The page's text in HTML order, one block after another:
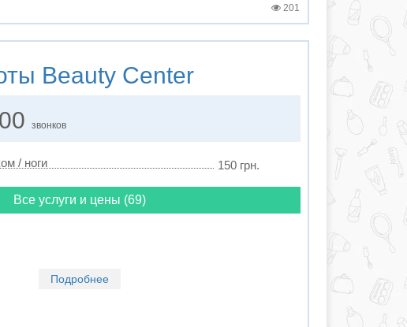
201
Beauty Center
звонков
/ ноги 150 грн.
Все услуги и цены (69)
Подробнее